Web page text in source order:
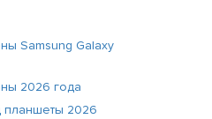
Samsung Galaxy
2026 года
2026